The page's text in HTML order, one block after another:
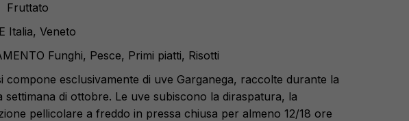
Fruttato
Italia, Veneto
Funghi, Pesce, Primi piatti, Risotti
compone esclusivamente di uve Garganega, raccolte durante la
settimana di ottobre. Le uve subiscono la diraspatura, la
pellicolare a freddo in pressa chiusa per almeno 12/18 ore